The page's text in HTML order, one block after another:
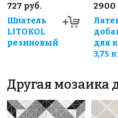
727 руб.
Шпатель
LITOKOL
резиновый
2900
для
3,75
Другая мозаика